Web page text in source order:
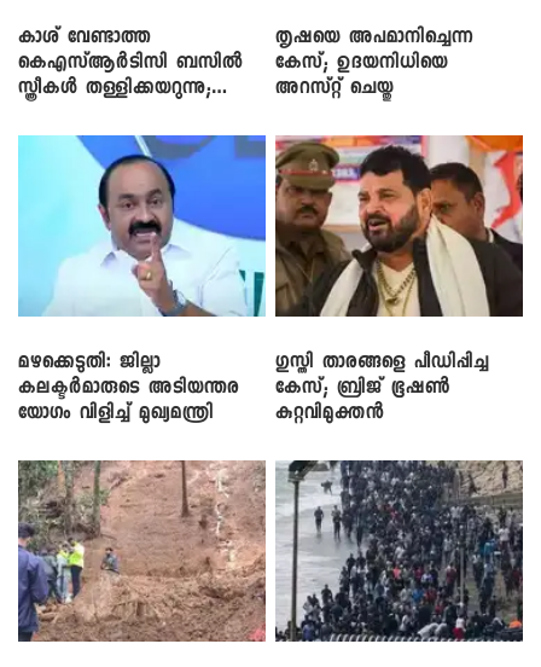
കാശ് വേണ്ടാത്ത
കെഎസ്ആർടിസി ബസിൽ
സ്ത്രീകൾ തള്ളിക്കയറുന്നു;
തൃഷയെ അപമാനിച്ചെന്ന
കേസ്; ഉദയനിധിയെ
അറസ്റ്റ് ചെയ്തു
മഴക്കെടുതി: ജില്ലാ
കലക്ടർമാരുടെ അടിയന്തര
യോഗം വിളിച്ച് മുഖ്യമന്ത്രി
​ഗുസ്തി താരങ്ങളെ പീഡിപ്പിച്ച
കേസ്; ബ്രിജ് ഭൂഷൺ
കുറ്റവിമുക്തൻ